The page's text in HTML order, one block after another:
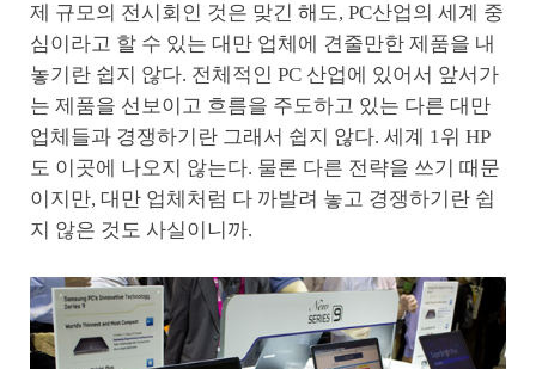
제 규모의 전시회인 것은 맞긴 해도, PC산업의 세계 중
심이라고 할 수 있는 대만 업체에 견줄만한 제품을 내
놓기란 쉽지 않다. 전체적인 PC 산업에 있어서 앞서가
는 제품을 선보이고 흐름을 주도하고 있는 다른 대만
업체들과 경쟁하기란 그래서 쉽지 않다. 세계 1위 HP
도 이곳에 나오지 않는다. 물론 다른 전략을 쓰기 때문
이지만, 대만 업체처럼 다 까발려 놓고 경쟁하기란 쉽
지 않은 것도 사실이니까.